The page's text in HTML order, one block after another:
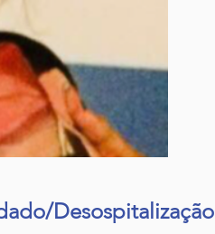
Desospitalização